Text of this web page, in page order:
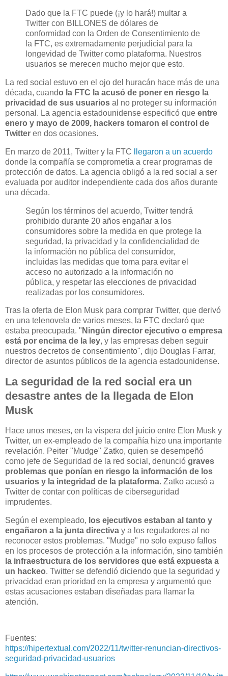
Dado que la FTC puede (¡y lo hará!) multar a
Twitter con BILLONES de dólares de
conformidad con la Orden de Consentimiento de
la FTC, es extremadamente perjudicial para la
longevidad de Twitter como plataforma. Nuestros
usuarios se merecen mucho mejor que esto.
La red social estuvo en el ojo del huracán hace más de una
década, cuando la FTC la acusó de poner en riesgo la
privacidad de sus usuarios al no proteger su información
personal. La agencia estadounidense especificó que entre
enero y mayo de 2009, hackers tomaron el control de
Twitter en dos ocasiones.
En marzo de 2011, Twitter y la FTC
llegaron a un acuerdo
donde la compañía se comprometía a crear programas de
protección de datos. La agencia obligó a la red social a ser
evaluada por auditor independiente cada dos años durante
una década.
Según los términos del acuerdo, Twitter tendrá
prohibido durante 20 años engañar a los
consumidores sobre la medida en que protege la
seguridad, la privacidad y la confidencialidad de
la información no pública del consumidor,
incluidas las medidas que toma para evitar el
acceso no autorizado a la información no
pública, y respetar las elecciones de privacidad
realizadas por los consumidores.
Tras la oferta de Elon Musk para comprar Twitter, que derivó
en una telenovela de varios meses, la FTC declaró que
estaba preocupada. " Ningún director ejecutivo o empresa
está por encima de la ley, y las empresas deben seguir
nuestros decretos de consentimiento", dijo Douglas Farrar,
director de asuntos públicos de la agencia estadounidense.
La seguridad de la red social era un
desastre antes de la llegada de Elon
Musk
Hace unos meses, en la víspera del juicio entre Elon Musk y
Twitter, un ex-empleado de la compañía hizo una importante
revelación. Peiter "Mudge" Zatko, quien se desempeñó
como jefe de Seguridad de la red social, denunció graves
problemas que ponían en riesgo la información de los
usuarios y la integridad de la plataforma. Zatko acusó a
Twitter de contar con políticas de ciberseguridad
imprudentes.
Según el exempleado, los ejecutivos estaban al tanto y
engañaron a la junta directiva y a los reguladores al no
reconocer estos problemas. "Mudge" no solo expuso fallos
en los procesos de protección a la información, sino también
la infraestructura de los servidores que está expuesta a
un hackeo. Twitter se defendió diciendo que la seguridad y
privacidad eran prioridad en la empresa y argumentó que
estas acusaciones estaban diseñadas para llamar la
atención.
Fuentes:
https://hipertextual.com/2022/11/twitter-renuncian-directivos-
seguridad-privacidad-usuarios